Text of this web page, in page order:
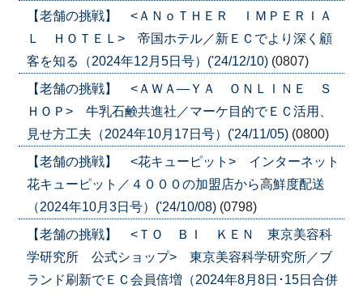
【老舗の挑戦】 <ＡＮｏＴＨＥＲ ＩＭＰＥＲＩＡ
Ｌ ＨＯＴＥＬ> 帝国ホテル／新ＥＣでより深く顧
客を知る（2024年12月5日号）('24/12/10) (0807)
【老舗の挑戦】 <ＡＷＡ―ＹＡ ＯＮＬＩＮＥ Ｓ
ＨＯＰ> 牛乳石鹸共進社／マーケ目的でＥＣ活用、
見せ方工夫（2024年10月17日号）('24/11/05) (0800)
【老舗の挑戦】 <花キューピット> インターネット
花キューピット／４０００の加盟店から高鮮度配送
（2024年10月3日号）('24/10/08) (0798)
【老舗の挑戦】 <ＴＯ ＢＩ ＫＥＮ 東京美容科
学研究所 公式ショップ> 東京美容科学研究所／ブ
ランド刷新でＥＣ会員倍増（2024年8月8日･15日合併